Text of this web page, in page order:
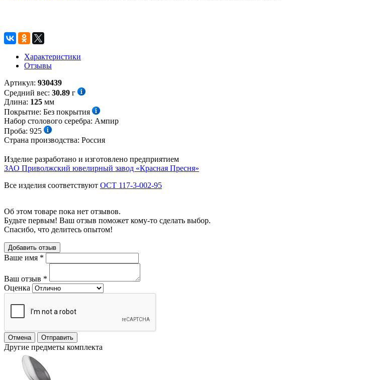
Характеристики
Отзывы
Артикул: 930439
Средний вес: 30.89 г
Длина: 125 мм
Покрытие: Без покрытия
Набор столового серебра: Ампир
Проба: 925
Страна производства: Россия
Изделие разработано и изготовлено предприятием
ЗАО Приволжский ювелирный завод «Красная Пресня»
Все изделия соответствуют ОСТ 117-3-002-95
Об этом товаре пока нет отзывов.
Будьте первым! Ваш отзыв поможет кому-то сделать выбор.
Спасибо, что делитесь опытом!
Добавить отзыв
Ваше имя *
Ваш отзыв *
Оценка
Отмена Отправить
Другие предметы комплекта